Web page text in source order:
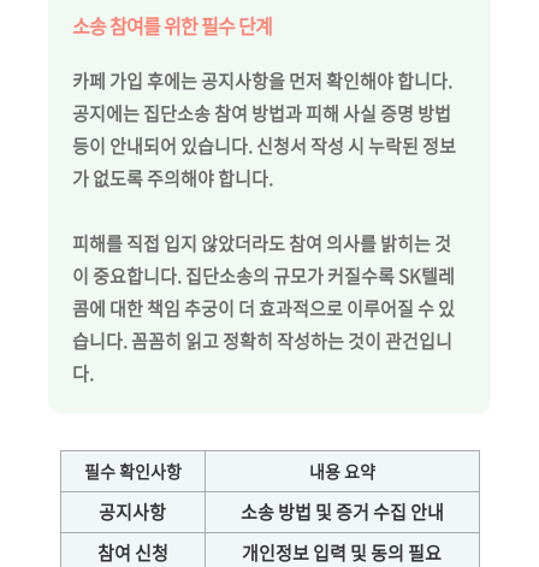
소송 참여를 위한 필수 단계
카페 가입 후에는 공지사항을 먼저 확인해야 합니다.
공지에는 집단소송 참여 방법과 피해 사실 증명 방법
등이 안내되어 있습니다. 신청서 작성 시 누락된 정보
가 없도록 주의해야 합니다.
피해를 직접 입지 않았더라도 참여 의사를 밝히는 것
이 중요합니다. 집단소송의 규모가 커질수록 SK텔레
콤에 대한 책임 추궁이 더 효과적으로 이루어질 수 있
습니다. 꼼꼼히 읽고 정확히 작성하는 것이 관건입니
다.
필수 확인사항 내용 요약
공지사항
소송 방법 및 증거 수집 안내
참여 신청
개인정보 입력 및 동의 필요